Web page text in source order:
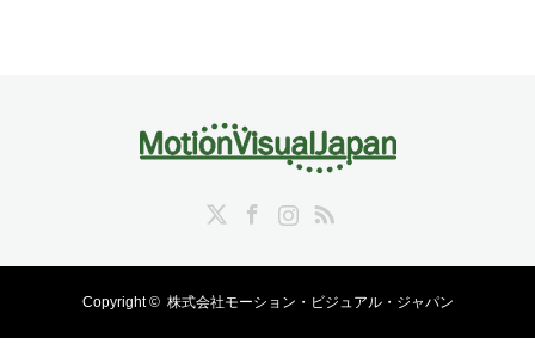
RSS
Copyright © 株式会社モーション・ビジュアル・ジャパン